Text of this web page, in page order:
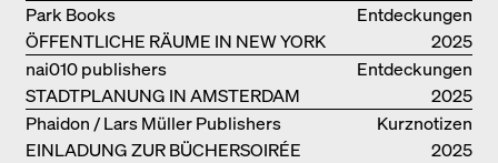
Entdeckungen
ÖFFENTLICHE RÄUME IN NEW YORK
Park Books
2025
Entdeckungen
STADTPLANUNG IN AMSTERDAM
nai010 publishers
2025
Kurznotizen
EINLADUNG ZUR BÜCHERSOIRÉE
Phaidon / Lars Müller Publishers
2025